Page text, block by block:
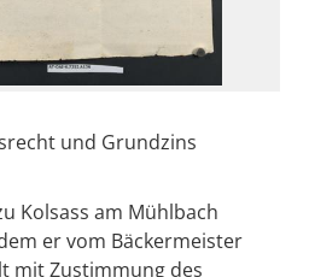
und Grundzins
Kolsass am Mühlbach
er vom Bäckermeister
mit Zustimmung des